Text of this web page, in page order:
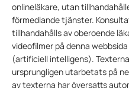
onlineläkare, utan
förmedlande tjänster.
tillhandahålls av oberoende
videofilmer på denna
(artificiell intelligens).
ursprungligen utarbetats på
av texterna har översatts